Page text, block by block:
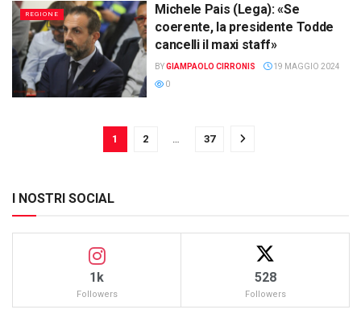
REGIONE
Michele Pais (Lega): «Se
coerente, la presidente Todde
cancelli il maxi staff»
BYGIAMPAOLO CIRRONIS
19 MAGGIO 2024
0
1 2 37
I NOSTRI SOCIAL
1k
Followers
528
Followers